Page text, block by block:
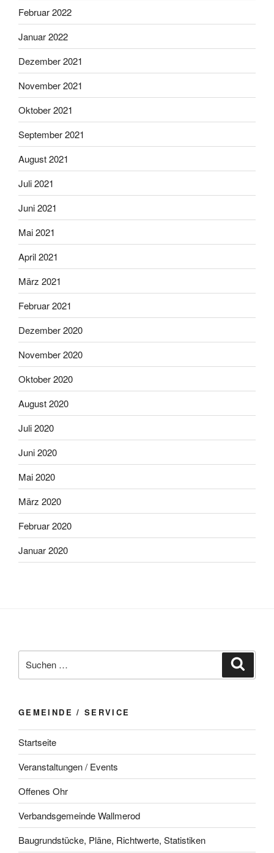
Februar 2022
Januar 2022
Dezember 2021
November 2021
Oktober 2021
September 2021
August 2021
Juli 2021
Juni 2021
Mai 2021
April 2021
März 2021
Februar 2021
Dezember 2020
November 2020
Oktober 2020
August 2020
Juli 2020
Juni 2020
Mai 2020
März 2020
Februar 2020
Januar 2020
nach:
GEMEINDE / SERVICE
Startseite
Veranstaltungen / Events
Offenes Ohr
Verbandsgemeinde Wallmerod
Baugrundstücke, Pläne, Richtwerte, Statistiken